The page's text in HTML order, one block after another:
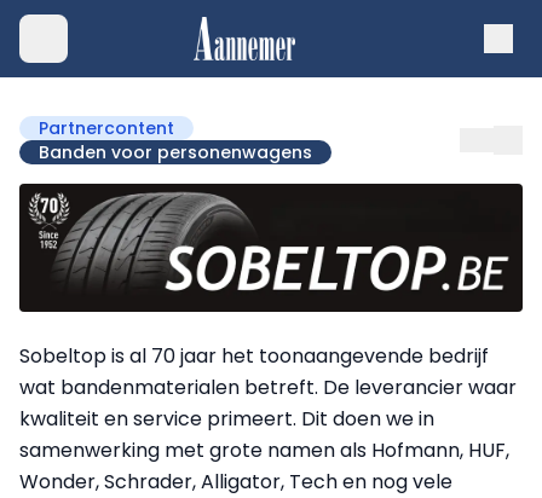
Partnercontent
Banden voor personenwagens
Sobeltop is al 70 jaar het toonaangevende bedrijf
wat bandenmaterialen betreft. De leverancier waar
kwaliteit en service primeert. Dit doen we in
samenwerking met grote namen als Hofmann, HUF,
Wonder, Schrader, Alligator, Tech en nog vele